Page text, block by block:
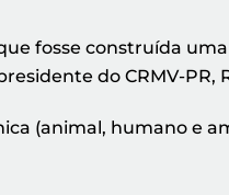
fosse construída
do CRMV-PR,
(animal, humano e